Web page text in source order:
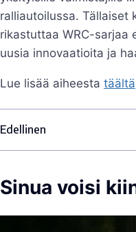
ralliautoilussa. Tällaiset
rikastuttaa WRC-sarjaa
uusia innovaatioita ja
Lue lisää aiheesta täältä
Edellinen
Sinua voisi